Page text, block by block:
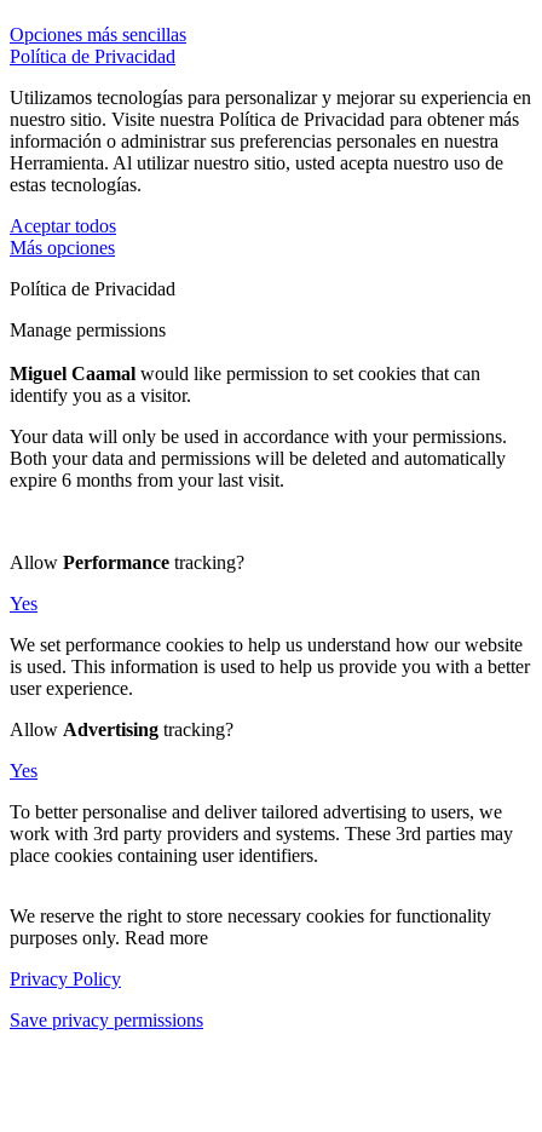
Opciones más sencillas
Política de Privacidad
Utilizamos tecnologías para personalizar y mejorar su experiencia en
nuestro sitio. Visite nuestra Política de Privacidad para obtener más
información o administrar sus preferencias personales en nuestra
Herramienta. Al utilizar nuestro sitio, usted acepta nuestro uso de
estas tecnologías.
Aceptar todos
Más opciones
Política de Privacidad
Manage permissions
Miguel Caamal would like permission to set cookies that can
identify you as a visitor.
Your data will only be used in accordance with your permissions.
Both your data and permissions will be deleted and automatically
expire 6 months from your last visit.
Allow Performance tracking?
Yes
We set performance cookies to help us understand how our website
is used. This information is used to help us provide you with a better
user experience.
Allow Advertising tracking?
Yes
To better personalise and deliver tailored advertising to users, we
work with 3rd party providers and systems. These 3rd parties may
place cookies containing user identifiers.
We reserve the right to store necessary cookies for functionality
purposes only. Read more
Privacy Policy
Save privacy permissions